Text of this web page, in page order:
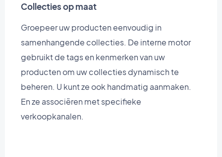
Collecties op maat
Groepeer uw producten eenvoudig in
samenhangende collecties. De interne motor
gebruikt de tags en kenmerken van uw
producten om uw collecties dynamisch te
beheren. U kunt ze ook handmatig aanmaken.
En ze associëren met specifieke
verkoopkanalen.